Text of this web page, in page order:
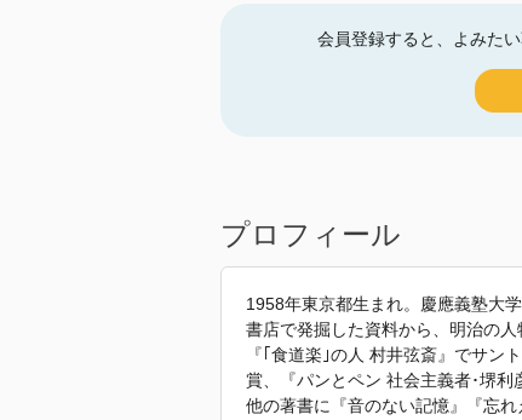
会員登録すると、よみた
プロフィール
1958年東京都生まれ。慶應義塾大
書店で発掘した資料から、明治の人
『｢食道楽｣の人 村井弦斎』でサン
賞、『パンとペン 社会主義者･堺利
他の著書に『音のない記憶』『忘